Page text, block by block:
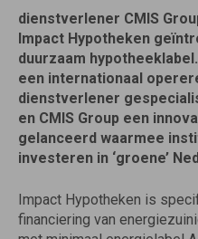
dienstverlener CMIS
Impact Hypotheken
duurzaam
een internationaal
dienstverlener
en CMIS Group een
gelanceerd waarmee
investeren in ‘groene’
Impact Hypotheken is
financiering van